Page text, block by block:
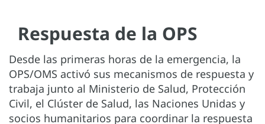
Respuesta de la OPS
Desde las primeras horas de la emergencia, la
OPS/OMS activó sus mecanismos de respuesta y
trabaja junto al Ministerio de Salud, Protección
Civil, el Clúster de Salud, las Naciones Unidas y
socios humanitarios para coordinar la respuesta